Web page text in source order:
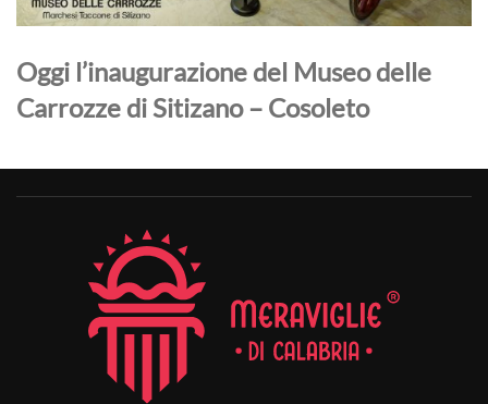
Oggi l’inaugurazione del Museo delle
Carrozze di Sitizano – Cosoleto